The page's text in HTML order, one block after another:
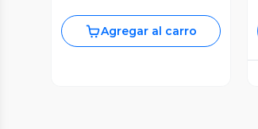
Agregar al carro